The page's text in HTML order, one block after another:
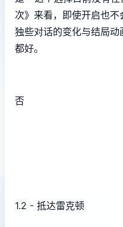
次》来看，即使开启也
独些对话的变化与结局
都好。
否
1.2 - 抵达雷克顿